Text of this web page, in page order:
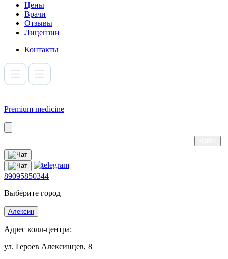
Цены
Врачи
Отзывы
Лицензии
Контакты
Premium medicine
89095850344
Выберите город
Алексин
Адрес колл-центра:
ул. Героев Алексинцев, 8